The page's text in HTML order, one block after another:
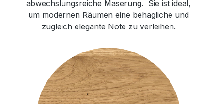
abwechslungsreiche Maserung. Sie ist ideal,
um modernen Räumen eine behagliche und
zugleich elegante Note zu verleihen.